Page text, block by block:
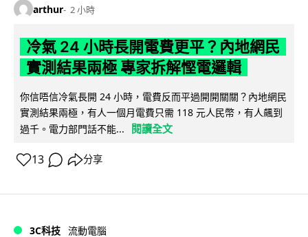
arthur 2 小時
冷氣 24 小時長開電費更平？內地網民
實測結果兩極 專家拆解慳電邏輯
你信唔信冷氣長開 24 小時，電費反而平過開開關關？內地網民
實測結果兩極，有人一個月電費只需 118 元人民幣，有人飆到
過千。電力部門話不能...
閱讀全文
13 分享
3C科技 流動電腦